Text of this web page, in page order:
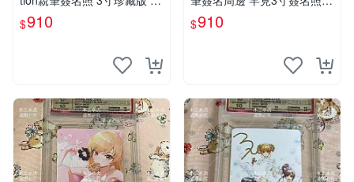
漫周邊 簽名照
$910
卡磚附送 乒乓 動畫 松本大洋
$910